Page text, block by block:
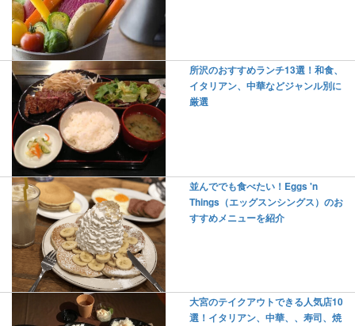
所沢のおすすめランチ13選！和食、
イタリアン、中華などジャンル別に
厳選
並んででも食べたい！Eggs 'n
Things（エッグスンシングス）のお
すすめメニューを紹介
大宮のテイクアウトできる人気店10
選！イタリアン、中華、、寿司、焼